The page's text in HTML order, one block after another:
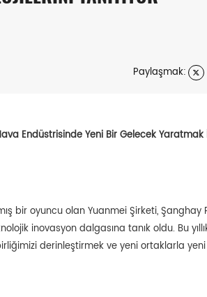
Paylaşmak:
Endüstrisinde Yeni Bir Gelecek Yaratmak
bir oyuncu olan Yuanmei Şirketi, Şanghay
inovasyon dalgasına tanık oldu. Bu
derinleştirmek ve yeni ortaklarla